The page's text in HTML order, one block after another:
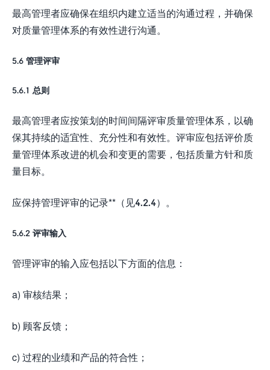
最高管理者应确保在组织内建立适当的沟通过程，并确保
对质量管理体系的有效性进行沟通。
5.6 管理评审
5.6.1 总则
最高管理者应按策划的时间间隔评审质量管理体系，以确
保其持续的适宜性、充分性和有效性。评审应包括评价质
量管理体系改进的机会和变更的需要，包括质量方针和质
量目标。
应保持管理评审的记录**（见4.2.4）。
5.6.2 评审输入
管理评审的输入应包括以下方面的信息：
a) 审核结果；
b) 顾客反馈；
c) 过程的业绩和产品的符合性；